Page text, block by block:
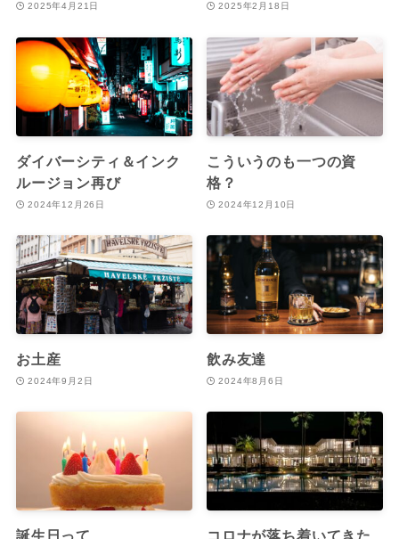
2025年4月21日 2025年2月18日
ダイバーシティ＆インク
ルージョン再び
2024年12月26日
こういうのも一つの資
格？
2024年12月10日
お土産
2024年9月2日
飲み友達
2024年8月6日